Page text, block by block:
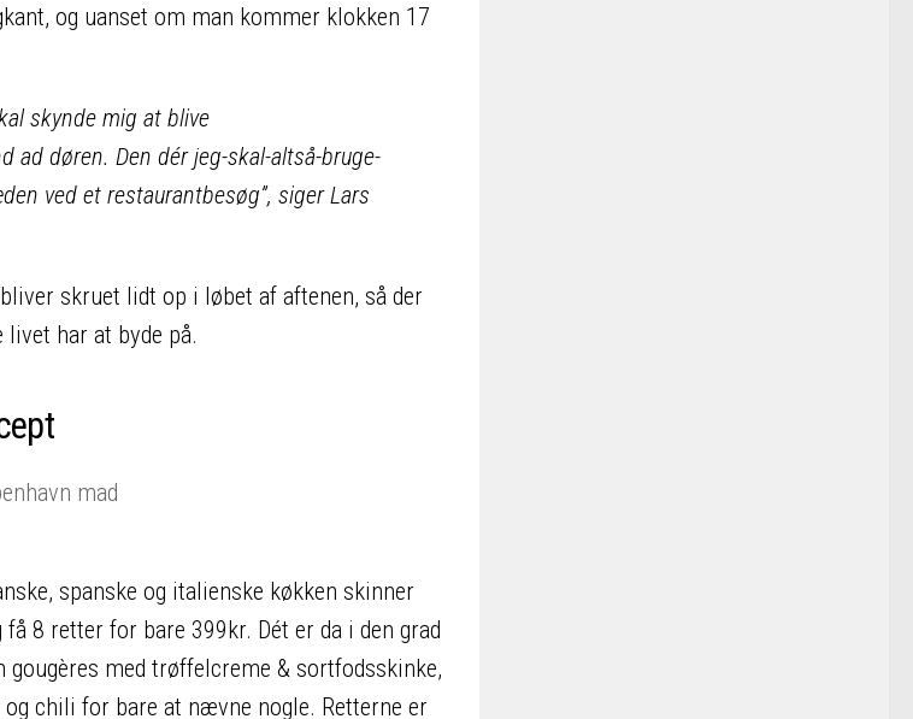
og uanset om man kommer klokken 17
skynde mig at blive
døren. Den dér jeg-skal-altså-bruge-
ved et restaurantbesøg”, siger Lars
skruet lidt op i løbet af aftenen, så der
har at byde på.
spanske og italienske køkken skinner
8 retter for bare 399kr. Dét er da i den grad
med trøffelcreme & sortfodsskinke,
chili for bare at nævne nogle. Retterne er